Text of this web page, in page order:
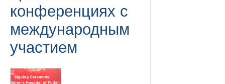
конференциях с
международным
участием